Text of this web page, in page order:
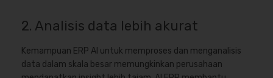
2. Analisis data lebih akurat
Kemampuan ERP AI untuk memproses dan menganalisis
data dalam skala besar memungkinkan perusahaan